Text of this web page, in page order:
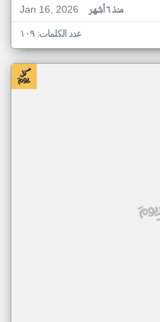
Jan 16, 2026
منذ ٦ أشهر
عدد الكلمات: ١٠٩